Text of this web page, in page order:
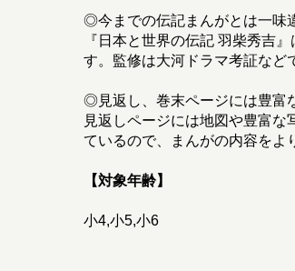
◎今までの伝記まんがとは一味
『日本と世界の伝記 羽柴秀吉
す。監修は大河ドラマ考証など
◎見返し、巻末ページには豊富
見返しページには地図や豊富
ているので、まんがの内容をよ
【対象年齢】
小4,小5,小6